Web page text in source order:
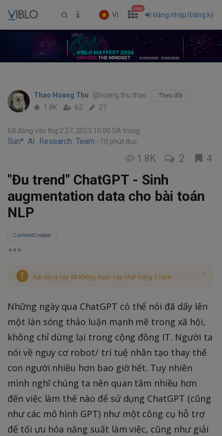
VI
new
Đăng nhập/Đăng ký
Thao Hoang Thu @hoang.thu.thao Theo dõi
1.8K 62 27
Đã đăng vào thg 2 27, 2023 10:00 SA trong
Sun* AI Research Team 10 phút đọc
1.8K 2 4
"Đu trend" ChatGPT - Sinh
augmentation data cho bài toán
NLP
ContentCreator
Bài đăng này đã không được cập nhật trong 3 năm
Những ngày qua ChatGPT có thể nói đã dấy lên
một làn sóng thảo luận mạnh mẽ trong xã hội,
không chỉ dừng lại trong cộng đồng IT. Người ta
nói về nguy cơ robot/ trí tuệ nhân tạo thay thế
con người nhiều hơn bao giờ hết. Tuy nhiên
mình nghĩ chúng ta nên quan tâm nhiều hơn
đến việc làm thế nào để sử dụng ChatGPT (cũng
như các mô hình GPT) như một công cụ hỗ trợ
để tối ưu hóa năng suất làm việc, cũng như giải